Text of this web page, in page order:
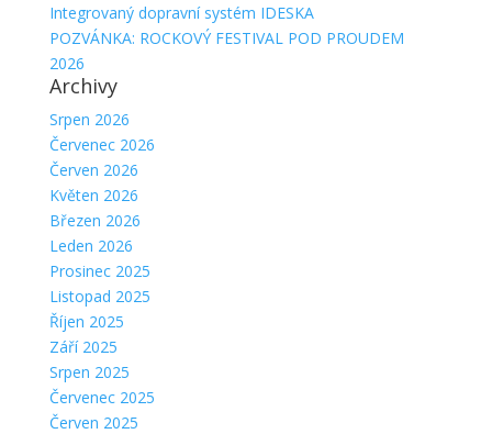
Integrovaný dopravní systém IDESKA
POZVÁNKA: ROCKOVÝ FESTIVAL POD PROUDEM
2026
Archivy
Srpen 2026
Červenec 2026
Červen 2026
Květen 2026
Březen 2026
Leden 2026
Prosinec 2025
Listopad 2025
Říjen 2025
Září 2025
Srpen 2025
Červenec 2025
Červen 2025